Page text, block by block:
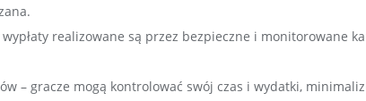
realizowane są przez bezpieczne i monitorowane
– gracze mogą kontrolować swój czas i wydatki,